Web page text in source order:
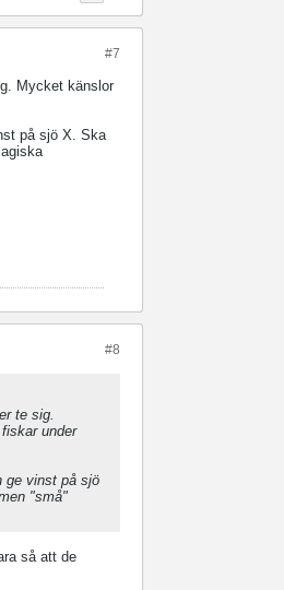
#7
Mycket känslor
på sjö X. Ska
#8
te sig.
under
ge vinst på sjö
"små"
så att de